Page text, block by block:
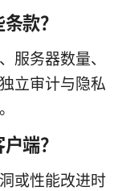
款？
服务器数量、
立审计与隐私
端？
或性能改进时